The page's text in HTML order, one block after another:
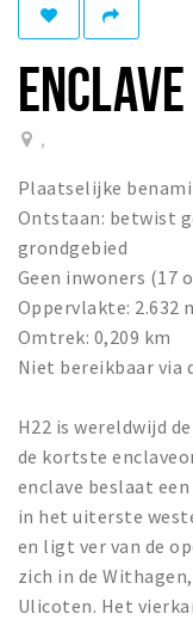
Eten
Slapen
Recreatief
Winkels
Winkelgebieden
Parkeren
Enclaves
Uitjes & activiteiten
Fietsroutes
Wandelroutes
Natuurgebieden
De Grensvallei
,
Plaatselijke
Ontstaan: betwist
grondgebied
Geen inwoners (17
Oppervlakte: 2.632
Omtrek: 0,209 km
Niet bereikbaar via
H22 is wereldwijd
de kortste
enclave beslaat
in het uiterste
en ligt ver van de
zich in de
Ulicoten. Het